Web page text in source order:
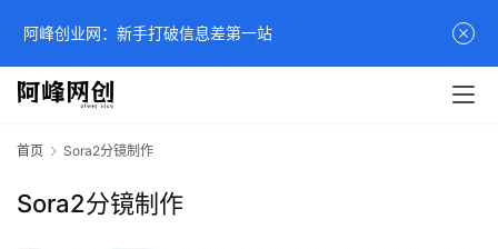
首页 Sora2分镜制作
Sora2分镜制作
阿峰创业网：新手打破信息差第一站